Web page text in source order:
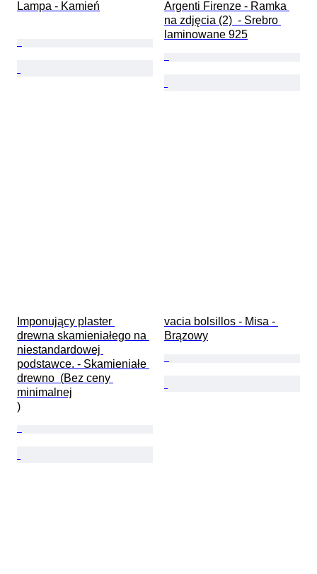
Lampa - Kamień
Argenti Firenze - Ramka
na zdjęcia (2)  - Srebro
laminowane 925
Imponujący plaster
drewna skamieniałego na
niestandardowej
podstawce. - Skamieniałe
drewno  (Bez ceny
minimalnej
)
vacia bolsillos - Misa -
Brązowy